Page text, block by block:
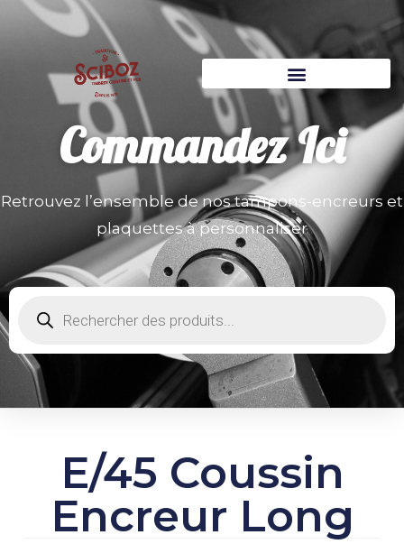
CommandezIci
Retrouvez l’ensemble de nos tampons-encreurs et
plaquettes à personnaliser
E/45 Coussin
Encreur Long